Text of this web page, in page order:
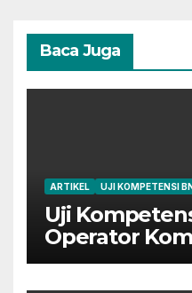
Baca Juga
ARTIKEL UJI KOMPETENSI
Uji
Operator
Digital